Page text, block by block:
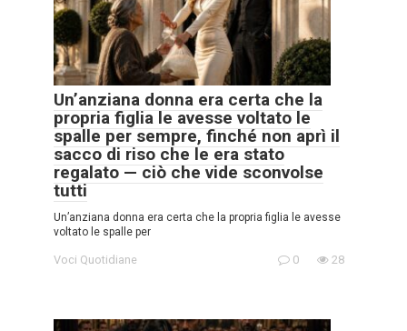
Un’anziana donna era certa che la
propria figlia le avesse voltato le
spalle per sempre, finché non aprì il
sacco di riso che le era stato
regalato — ciò che vide sconvolse
tutti
Un’anziana donna era certa che la propria figlia le avesse
voltato le spalle per
Voci Quotidiane 0 28